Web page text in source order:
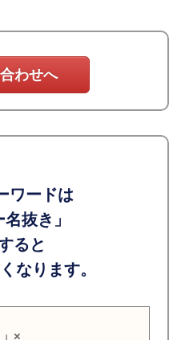
わせへ
ードは
名抜き」
ると
なります。
×